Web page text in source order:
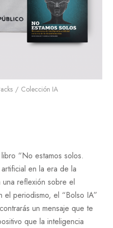
Colección IA
“No estamos solos.
en la era de la
reflexión sobre el
periodismo, el “Bolso IA”
un mensaje que te
que la inteligencia